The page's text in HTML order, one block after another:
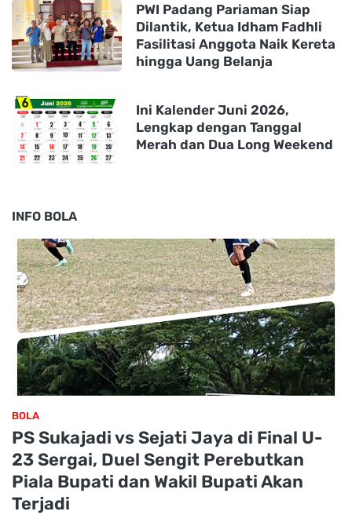
PWI Padang Pariaman Siap
Dilantik, Ketua Idham Fadhli
Fasilitasi Anggota Naik Kereta
hingga Uang Belanja
Ini Kalender Juni 2026,
Lengkap dengan Tanggal
Merah dan Dua Long Weekend
INFO BOLA
BOLA
PS Sukajadi vs Sejati Jaya di Final U-
23 Sergai, Duel Sengit Perebutkan
Piala Bupati dan Wakil Bupati Akan
Terjadi